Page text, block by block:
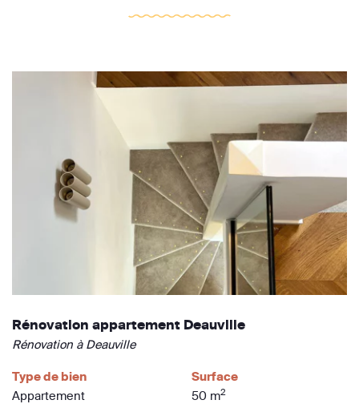
Rénovation appartement Deauville
Rénovation à Deauville
Type de bien
Appartement
Surface
50 m2